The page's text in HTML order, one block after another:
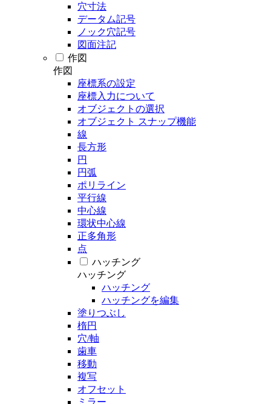
穴寸法
データム記号
ノック穴記号
図面注記
作図
作図
座標系の設定
座標入力について
オブジェクトの選択
オブジェクト スナップ機能
線
長方形
円
円弧
ポリライン
平行線
中心線
環状中心線
正多角形
点
ハッチング
ハッチング
ハッチング
ハッチングを編集
塗りつぶし
楕円
穴/軸
歯車
移動
複写
オフセット